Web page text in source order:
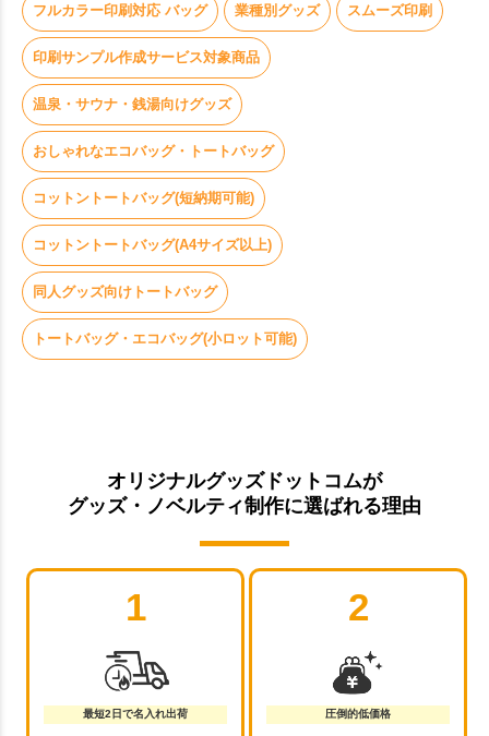
フルカラー印刷対応 バッグ 業種別グッズ スムーズ印刷
印刷サンプル作成サービス対象商品
温泉・サウナ・銭湯向けグッズ
おしゃれなエコバッグ・トートバッグ
コットントートバッグ(短納期可能)
コットントートバッグ(A4サイズ以上)
同人グッズ向けトートバッグ
トートバッグ・エコバッグ(小ロット可能)
オリジナルグッズドットコムが
グッズ・ノベルティ制作に選ばれる理由
1
最短2日で名入れ出荷
2
圧倒的低価格